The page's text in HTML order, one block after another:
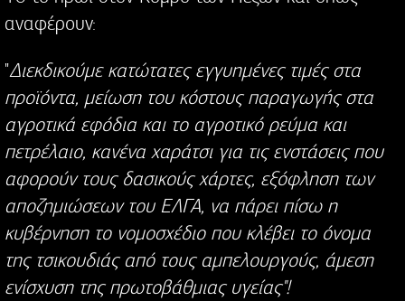
αναφέρουν:
"Διεκδικούμε κατώτατες εγγυημένες τιμές στα
προϊόντα, μείωση του κόστους παραγωγής στα
αγροτικά εφόδια και το αγροτικό ρεύμα και
πετρέλαιο, κανένα χαράτσι για τις ενστάσεις που
αφορούν τους δασικούς χάρτες, εξόφληση των
αποζημιώσεων του ΕΛΓΑ, να πάρει πίσω η
κυβέρνηση το νομοσχέδιο που κλέβει το όνομα
της τσικουδιάς από τους αμπελουργούς, άμεση
ενίσχυση της πρωτοβάθμιας υγείας"!